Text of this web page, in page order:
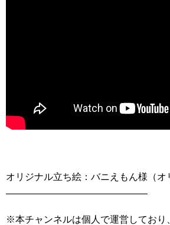
オリジナル立ち絵：バニえもん様（オ
———————————————
※本チャンネルは個人で運営しており